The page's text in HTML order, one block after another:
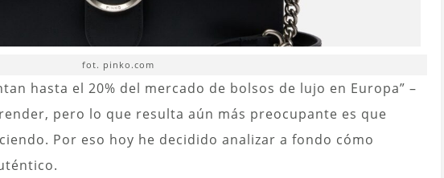
fot. pinko.com
hasta el 20% del mercado de bolsos de lujo en Europa” –
pero lo que resulta aún más preocupante es que
Por eso hoy he decidido analizar a fondo cómo